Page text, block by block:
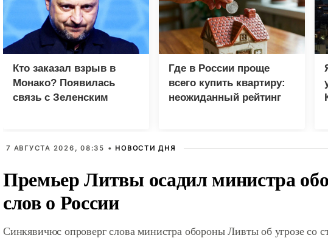
Кто заказал взрыв в
Монако? Появилась
связь с Зеленским
Где в России проще
всего купить квартиру:
неожиданный рейтинг
7 АВГУСТА 2026, 08:35 • НОВОСТИ ДНЯ
Премьер Литвы осадил министра
слов о России
Синкявичюс опроверг слова министра обороны Ливты об угрозе со